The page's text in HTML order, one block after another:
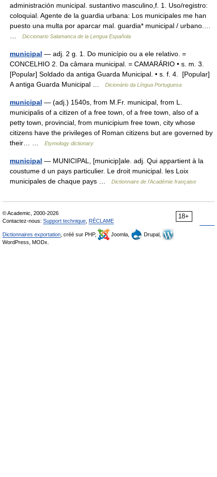
administración municipal. sustantivo masculino,f. 1. Uso/registro:
coloquial. Agente de la guardia urbana: Los municipales me han
puesto una multa por aparcar mal. guardia* municipal / urbano.…
…
Diccionario Salamanca de la Lengua Española
municipal — adj. 2 g. 1. Do município ou a ele relativo. =
CONCELHIO 2. Da câmara municipal. = CAMARÁRIO • s. m. 3.
[Popular] Soldado da antiga Guarda Municipal. • s. f. 4. [Popular]
A antiga Guarda Municipal …
Dicionário da Língua Portuguesa
municipal — (adj.) 1540s, from M.Fr. municipal, from L.
municipalis of a citizen of a free town, of a free town, also of a
petty town, provincial, from municipium free town, city whose
citizens have the privileges of Roman citizens but are governed by
their… …
Etymology dictionary
municipal — MUNICIPAL, [municip]ale. adj. Qui appartient à la
coustume d un pays particulier. Le droit municipal. les Loix
municipales de chaque pays …
Dictionnaire de l'Académie française
18+
© Academic, 2000-2026
Contactez-nous: Support technique RÉCLAME
Dictionnaires exportation , créé sur PHP, Joomla,
Drupal,
WordPress, MODx.